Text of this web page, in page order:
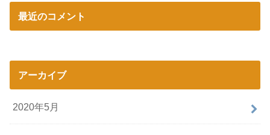
最近のコメント
アーカイブ
2020年5月